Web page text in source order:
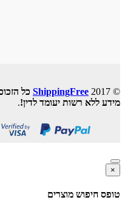
ShippingFreeכל הזכוכיות
ללא רשות יעומד לדין!.
חיפוש מוצרים